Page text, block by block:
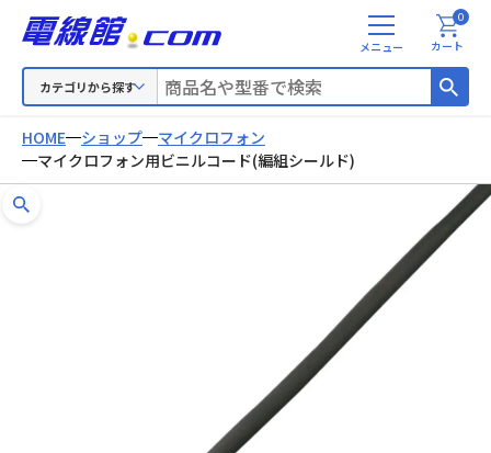
カテゴリから探す
メ
ニ
カート
0
HOME ショップ
マイクロフォン
マイクロフォン用ビニルコード(編組シールド)